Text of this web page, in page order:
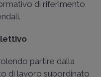
di riferimento
partire dalla
di lavoro subordinato